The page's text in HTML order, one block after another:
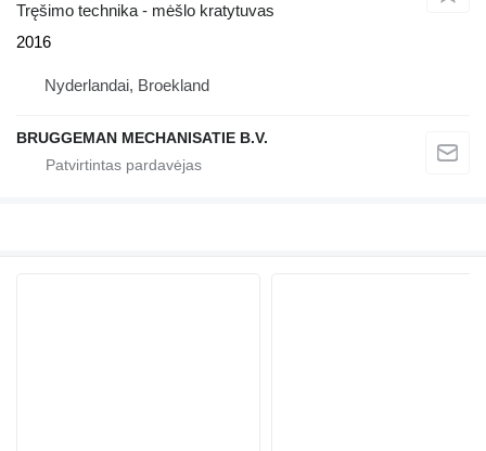
Tręšimo technika - mėšlo kratytuvas
2016
Nyderlandai, Broekland
BRUGGEMAN MECHANISATIE B.V.